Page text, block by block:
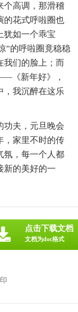
个高调，那滑稽
的花式呼啦圈也
犹如一个乖宝
”的呼啦圈竟稳稳
我们的脸上；而
《新年好》，
，我沉醉在这乐
功夫，元旦晚会
，家里不时的传
氛，每一个人都
新的美好的一
点击下载文档
文档为doc格式